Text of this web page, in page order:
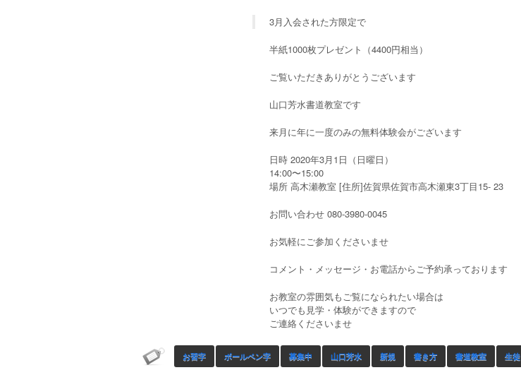
3月入会された方限定で
半紙1000枚プレゼント（4400円相当）
ご覧いただきありがとうございます
山口芳水書道教室です
来月に年に一度のみの無料体験会がございます
日時 2020年3月1日（日曜日）
14:00〜15:00
場所 高木瀬教室 [住所]佐賀県佐賀市高木瀬東3丁目15- 23
お問い合わせ 080-3980-0045
お気軽にご参加くださいませ
コメント・メッセージ・お電話からご予約承っております
お教室の雰囲気もご覧になられたい場合は
いつでも見学・体験ができますので
ご連絡くださいませ
お習字 ボールペン字 募集中 山口芳水 新規 書き方 書道教室 生徒